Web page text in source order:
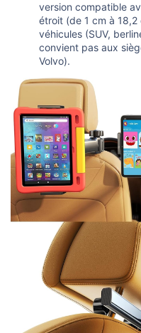
version compatible
étroit (de 1 cm à 18,2
véhicules (SUV,
convient pas aux
Volvo).